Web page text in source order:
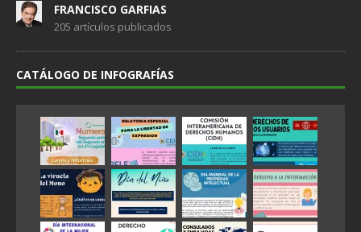
FRANCISCO GARFIAS
205 artículos publicados
CATÁLOGO DE INFOGRAFÍAS